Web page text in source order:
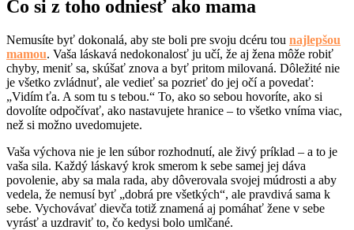
Čo si z toho odniesť ako mama
Nemusíte byť dokonalá, aby ste boli pre svoju dcéru tou najlepšou
mamou. Vaša láskavá nedokonalosť ju učí, že aj žena môže robiť
chyby, meniť sa, skúšať znova a byť pritom milovaná. Dôležité nie
je všetko zvládnuť, ale vedieť sa pozrieť do jej očí a povedať:
„Vidím ťa. A som tu s tebou.“ To, ako so sebou hovoríte, ako si
dovolíte odpočívať, ako nastavujete hranice – to všetko vníma viac,
než si možno uvedomujete.
Vaša výchova nie je len súbor rozhodnutí, ale živý príklad – a to je
vaša sila. Každý láskavý krok smerom k sebe samej jej dáva
povolenie, aby sa mala rada, aby dôverovala svojej múdrosti a aby
vedela, že nemusí byť „dobrá pre všetkých“, ale pravdivá sama k
sebe. Vychovávať dievča totiž znamená aj pomáhať žene v sebe
vyrásť a uzdraviť to, čo kedysi bolo umlčané.